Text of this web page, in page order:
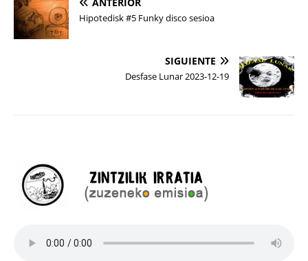
Hipotedisk #5 Funky disco sesioa
SIGUIENTE
Desfase Lunar 2023-12-19